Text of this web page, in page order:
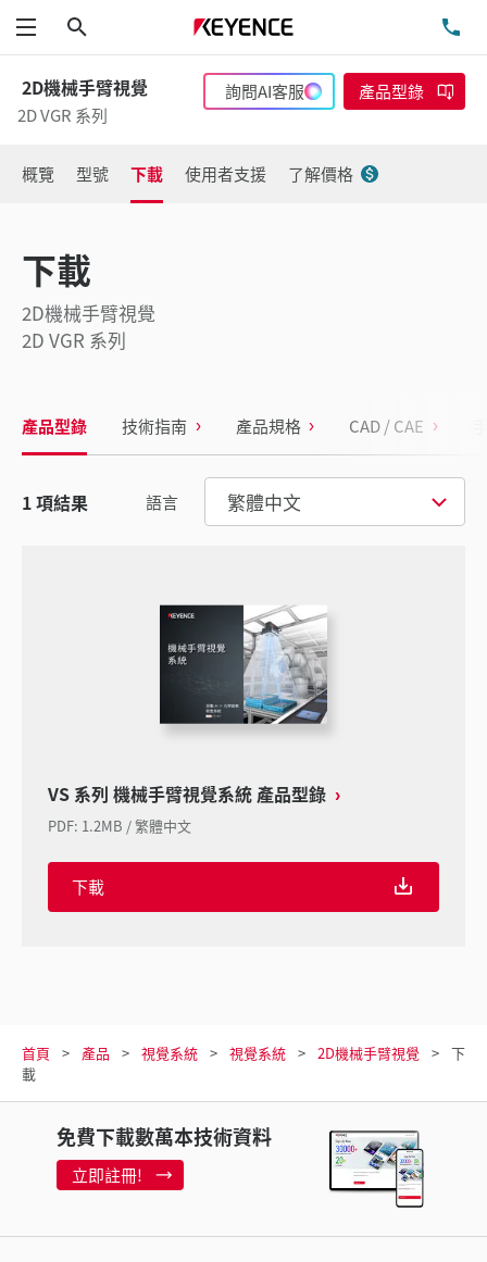
功能表
2D機械手臂視覺
2D VGR 系列
詢問AI客服 產品型錄
概覽 型號 下載 使用者支援 了解價格
下載
2D機械手臂視覺
2D VGR 系列
產品型錄 技術指南 產品規格 CAD / CAE
語言 繁體中文
1項結果
VS 系列 機械手臂視覺系統 產品型錄
PDF: 1.2MB /繁體中文
下載
首頁 產品 視覺系統 視覺系統 2D機械手臂視覺
下
載
免費下載數萬本技術資料
立即註冊!